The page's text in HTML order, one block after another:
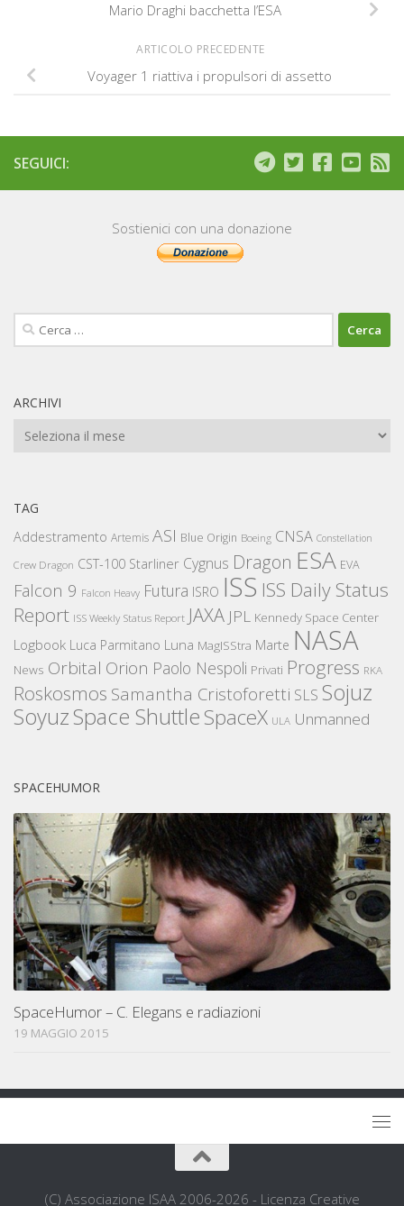
Mario Draghi bacchetta l’ESA
ARTICOLO PRECEDENTE
Voyager 1 riattiva i propulsori di assetto
SEGUICI:
Sostienici con una donazione
Ricerca
per:
ARCHIVI
Archivi
TAG
Addestramento Artemis ASI Blue Origin Boeing CNSA Constellation
Crew Dragon CST-100 Starliner Cygnus Dragon ESA EVA
Falcon 9 Falcon Heavy Futura ISRO ISS ISS Daily Status
Report ISS Weekly Status Report JAXA JPL Kennedy Space Center
Logbook Luca Parmitano Luna MagISStra Marte NASA
News Orbital Orion Paolo Nespoli Privati Progress RKA
Roskosmos Samantha Cristoforetti SLS Sojuz
SoyuzSpace ShuttleSpaceX ULA Unmanned
SPACEHUMOR
SpaceHumor – C. Elegans e radiazioni
19 MAGGIO 2015
(C) Associazione ISAA 2006-2026 - Licenza Creative